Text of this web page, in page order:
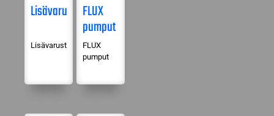
Lisävarusteet
Lisävarusteet
FLUX
pumput
FLUX
pumput